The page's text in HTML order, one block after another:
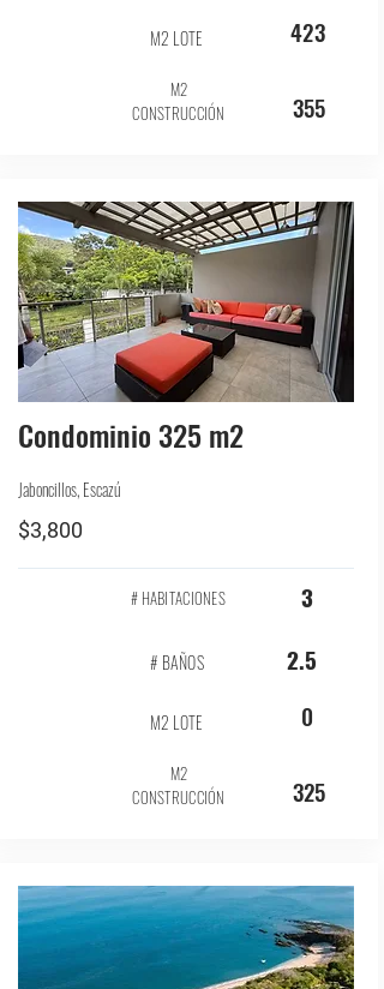
M2 LOTE 423
M2
CONSTRUCCIÓN
355
Condominio 325 m2
Jaboncillos, Escazú
$3,800
# HABITACIONES 3
# BAÑOS 2.5
M2 LOTE 0
M2
CONSTRUCCIÓN
325